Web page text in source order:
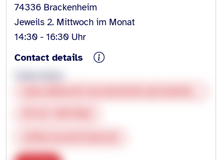
74336 Brackenheim
Jeweils 2. Mittwoch im Monat
14:30 - 16:30 Uhr
Contact details